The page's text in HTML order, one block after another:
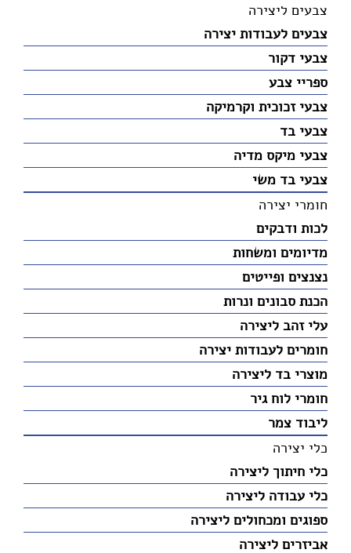
צבעים ליצירה
צבעים לעבודות יצירה
צבעי דקור
ספריי צבע
צבעי זכוכית וקרמיקה
צבעי בד
צבעי מיקס מדיה
צבעי בד משי
חומרי יצירה
לכות ודבקים
מדיומים ומשחות
נצנצים ופייטים
הכנת סבונים ונרות
עלי זהב ליצירה
חומרים לעבודות יצירה
מוצרי בד ליצירה
חומרי לוח גיר
ליבוד צמר
כלי יצירה
כלי חיתוך ליצירה
כלי עבודה ליצירה
ספוגים ומכחולים ליצירה
אביזרים ליצירה